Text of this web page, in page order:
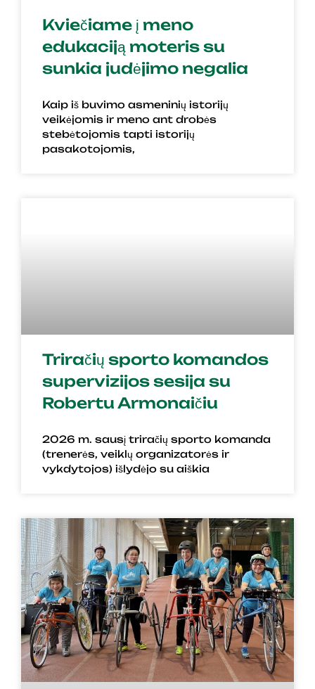
Kviečiame į meno
edukaciją moteris su
sunkia judėjimo negalia
Kaip iš buvimo asmeninių istorijų
veikėjomis ir meno ant drobės
stebėtojomis tapti istorijų
pasakotojomis,
Triračių sporto komandos
supervizijos sesija su
Robertu Armonaičiu
2026 m. sausį triračių sporto komanda
(trenerės, veiklų organizatorės ir
vykdytojos) išlydėjo su aiškia